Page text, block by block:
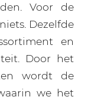
Voor de
Dezelfde
en
Door het
wordt de
we het